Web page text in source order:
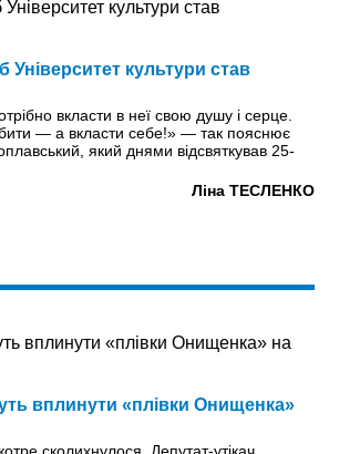
культури став
вкласти в неї свою душу і серце.
— а вкласти себе!» — так пояснює
який днями відсвяткував 25-
Ліна ТЕСЛЕНКО
вплинути «плівки Онищенка»
сколихнулося. Депутат-утікач